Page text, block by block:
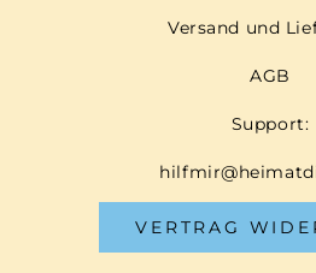
Versand und
AGB
Support:
VERTRAG